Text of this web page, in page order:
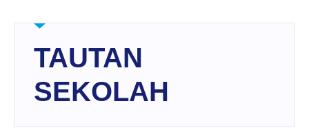
TAUTAN
SEKOLAH